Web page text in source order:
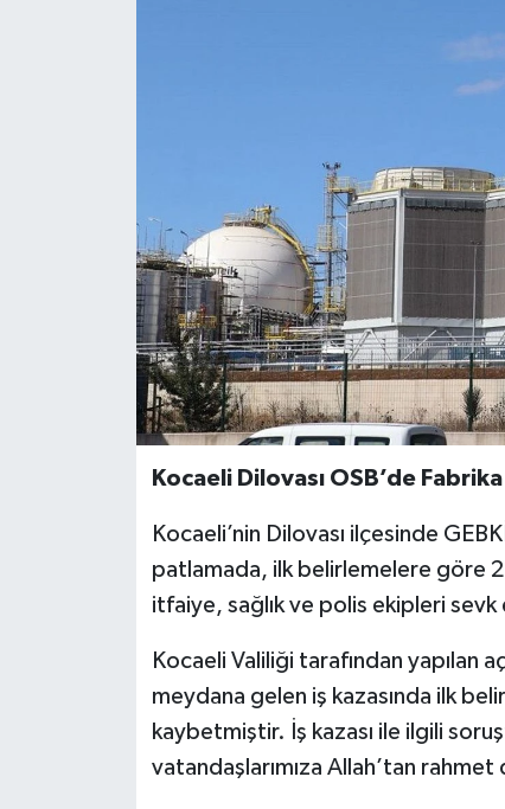
Kocaeli Dilovası OSB’de
Kocaeli’nin Dilovası ilçesinde
patlamada, ilk belirlemelere göre 2
itfaiye, sağlık ve polis ekipleri sevk
Kocaeli Valiliği tarafından yapılan
meydana gelen iş kazasında ilk
kaybetmiştir. İş kazası ile ilgili
vatandaşlarımıza Allah’tan
SİYASET
TEKNOLOJİ
VİZYONDAKİLER